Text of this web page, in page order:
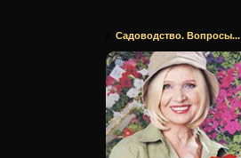
Садоводство. Вопросы...